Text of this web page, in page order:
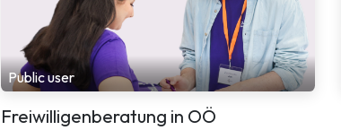
Public user
Freiwilligenberatung in OÖ